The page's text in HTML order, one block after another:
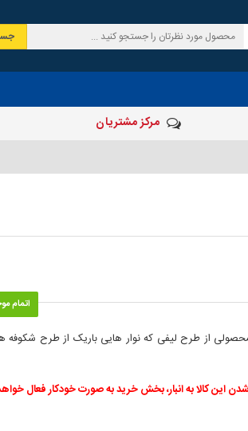
مرکز مشتریان
اتمام
از طرح لیفی که نوار هایی باریک از طرح شکوفه
این کالا به انبار، بخش خرید به صورت خودکار فعال